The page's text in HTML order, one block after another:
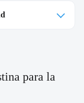
para la